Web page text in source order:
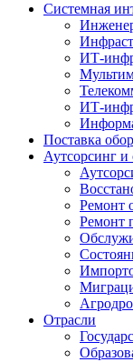
Системная
ИТ-
ИТ-
Поставка
Аутсорсинг и
Ремонт
Ремонт
Отрасли